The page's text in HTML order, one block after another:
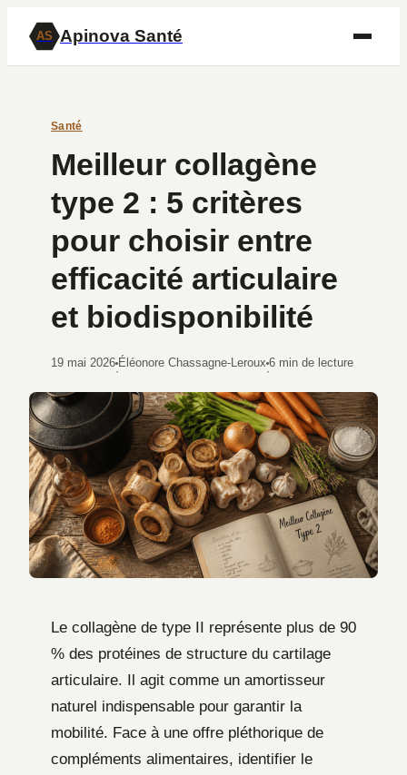
AS Apinova Santé
Santé
Meilleur collagène
type 2 : 5 critères
pour choisir entre
efficacité articulaire
et biodisponibilité
19 mai 2026
·
Éléonore Chassagne-Leroux
·
6 min de lecture
Le collagène de type II représente plus de 90
% des protéines de structure du cartilage
articulaire. Il agit comme un amortisseur
naturel indispensable pour garantir la
mobilité. Face à une offre pléthorique de
compléments alimentaires, identifier le